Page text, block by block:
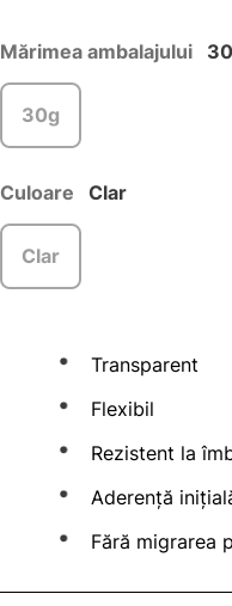
Mărimea ambalajului
30g
Culoare Clar
Clar
Transparent
Flexibil
Rezistent la
Aderență
Fără migrarea